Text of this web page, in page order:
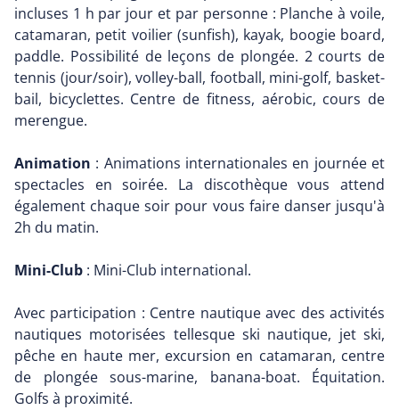
incluses 1 h par jour et par personne : Planche à voile,
catamaran, petit voilier (sunfish), kayak, boogie board,
paddle. Possibilité de leçons de plongée. 2 courts de
tennis (jour/soir), volley-ball, football, mini-golf, basket-
bail, bicyclettes. Centre de fitness, aérobic, cours de
merengue.
Animation : Animations internationales en journée et
spectacles en soirée. La discothèque vous attend
également chaque soir pour vous faire danser jusqu'à
2h du matin.
Mini-Club : Mini-Club international.
Avec participation : Centre nautique avec des activités
nautiques motorisées tellesque ski nautique, jet ski,
pêche en haute mer, excursion en catamaran, centre
de plongée sous-marine, banana-boat. Équitation.
Golfs à proximité.